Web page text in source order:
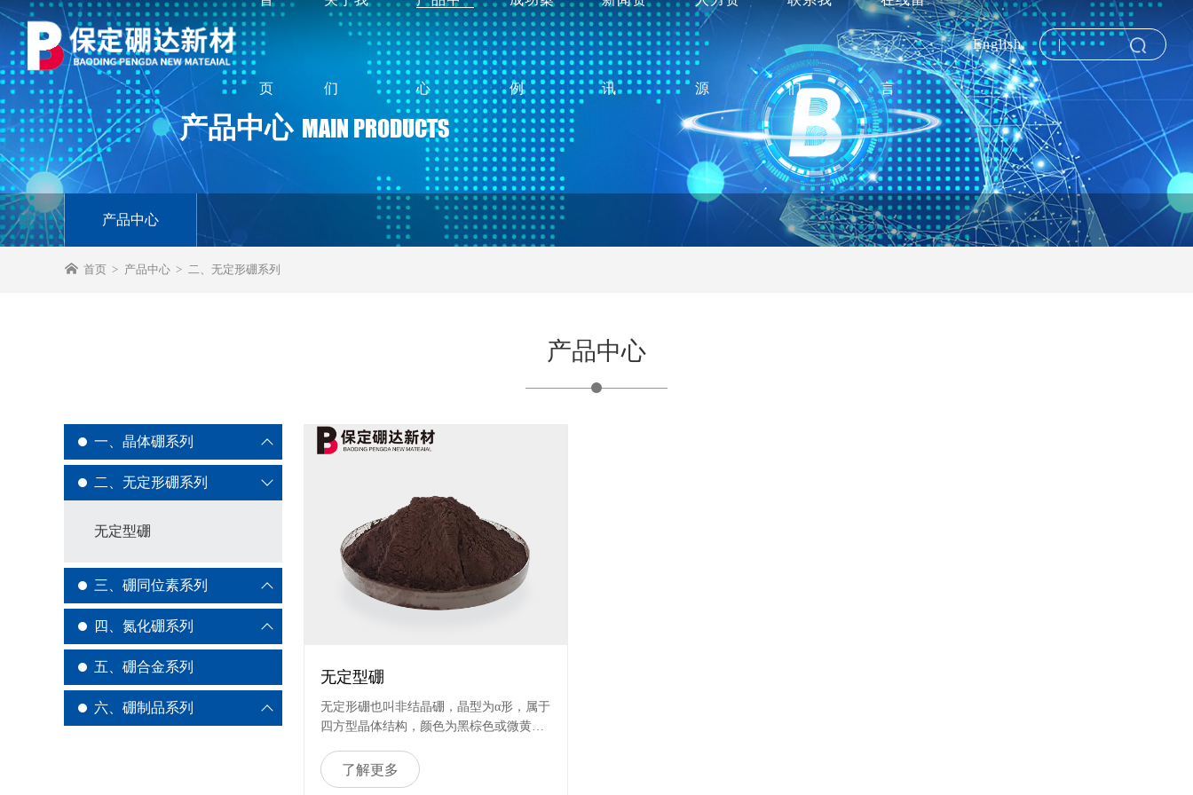
页 们 心 例 讯 源 们 言
English
产品中心 MAIN PRODUCTS
产品中心
首页 产品中心 二、无定形硼系列
产品中心
一、晶体硼系列
二、无定形硼系列
无定型硼
三、硼同位素系列
四、氮化硼系列
五、硼合金系列
六、硼制品系列
无定型硼
无定形硼也叫非结晶硼，晶型为α形，属于
四方型晶体结构，颜色为黑棕色或微黄
产品，经过深度加工硼含量可达到99%，
99.9%；常规粒度为D50≤2μm；按照客户
了解更多